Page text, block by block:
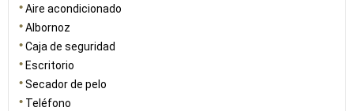
Aire acondicionado
Albornoz
Caja de seguridad
Escritorio
Secador de pelo
Teléfono